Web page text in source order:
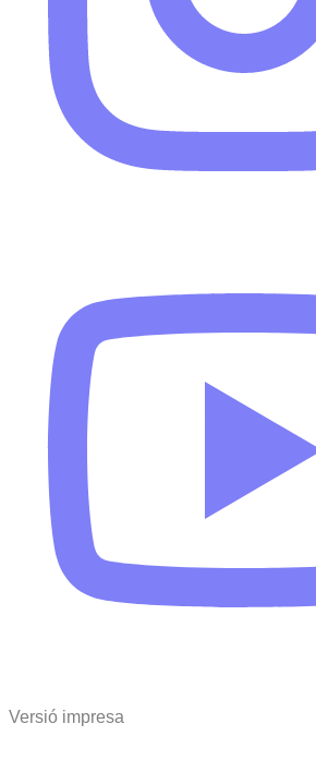
Versió impresa